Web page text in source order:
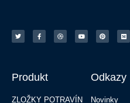
Produkt
ZLOŽKY POTRAVÍN
Odkazy
Novinky